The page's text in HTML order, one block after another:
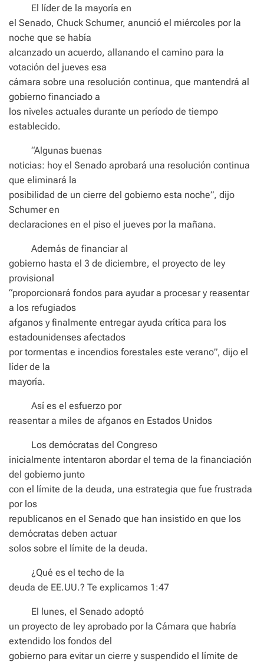
El líder de la mayoría en
el Senado, Chuck Schumer, anunció el miércoles por la
noche que se había
alcanzado un acuerdo, allanando el camino para la
votación del jueves esa
cámara sobre una resolución continua, que mantendrá al
gobierno financiado a
los niveles actuales durante un período de tiempo
establecido.
“Algunas buenas
noticias: hoy el Senado aprobará una resolución continua
que eliminará la
posibilidad de un cierre del gobierno esta noche”, dijo
Schumer en
declaraciones en el piso el jueves por la mañana.
Además de financiar al
gobierno hasta el 3 de diciembre, el proyecto de ley
provisional
“proporcionará fondos para ayudar a procesar y reasentar
a los refugiados
afganos y finalmente entregar ayuda crítica para los
estadounidenses afectados
por tormentas e incendios forestales este verano”, dijo el
líder de la
mayoría.
Así es el esfuerzo por
reasentar a miles de afganos en Estados Unidos
Los demócratas del Congreso
inicialmente intentaron abordar el tema de la financiación
del gobierno junto
con el límite de la deuda, una estrategia que fue frustrada
por los
republicanos en el Senado que han insistido en que los
demócratas deben actuar
solos sobre el límite de la deuda.
¿Qué es el techo de la
deuda de EE.UU.? Te explicamos 1:47
El lunes, el Senado adoptó
un proyecto de ley aprobado por la Cámara que habría
extendido los fondos del
gobierno para evitar un cierre y suspendido el límite de